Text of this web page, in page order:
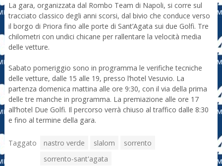
La gara, organizzata dal Rombo Team di Napoli, si corre sul
tracciato classico degli anni scorsi, dal bivio che conduce verso
il borgo di Priora fino alle porte di Sant’Agata sui due Golfi. Tre
chilometri con undici chicane per rallentare la velocità media
delle vetture.
Sabato pomeriggio sono in programma le verifiche tecniche
delle vetture, dalle 15 alle 19, presso l’hotel Vesuvio. La
partenza domenica mattina alle ore 9:30, con il via della prima
delle tre manche in programma. La premiazione alle ore 17
all’hotel Due Golfi. Il percorso verrà chiuso al traffico dalle 8:30
e fino al termine della gara.
Taggato nastro verde slalom
sorrento
sorrento-sant'agata